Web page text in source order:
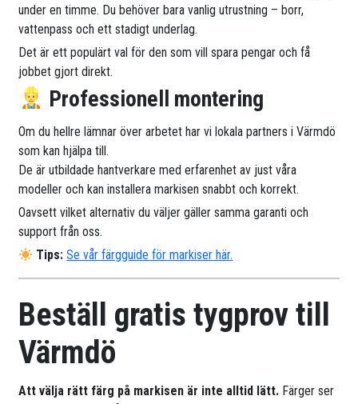
under en timme. Du behöver bara vanlig utrustning – borr,
vattenpass och ett stadigt underlag.
Det är ett populärt val för den som vill spara pengar och få
jobbet gjort direkt.
Professionell montering
Om du hellre lämnar över arbetet har vi lokala partners i Värmdö
som kan hjälpa till.
De är utbildade hantverkare med erfarenhet av just våra
modeller och kan installera markisen snabbt och korrekt.
Oavsett vilket alternativ du väljer gäller samma garanti och
support från oss.
Tips: Se vår färgguide för markiser här.
Beställ gratis tygprov till
Värmdö
Att välja rätt färg på markisen är inte alltid lätt. Färger ser